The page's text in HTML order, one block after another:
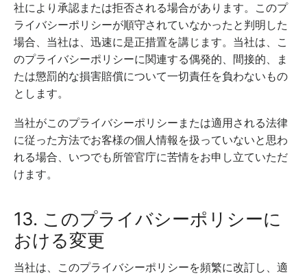
社により承認または拒否される場合があります。このプ
ライバシーポリシーが順守されていなかったと判明した
場合、当社は、迅速に是正措置を講じます。当社は、こ
のプライバシーポリシーに関連する偶発的、間接的、ま
たは懲罰的な損害賠償について一切責任を負わないもの
とします。
当社がこのプライバシーポリシーまたは適用される法律
に従った方法でお客様の個人情報を扱っていないと思わ
れる場合、いつでも所管官庁に苦情をお申し立ていただ
けます。
13. このプライバシーポリシーに
おける変更
当社は、このプライバシーポリシーを頻繁に改訂し、適